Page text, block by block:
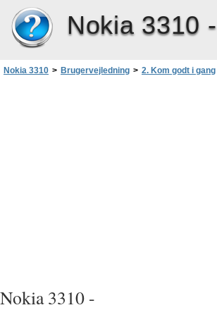
Nokia 3310 -
Nokia 3310 > Brugervejledning > 2. Kom godt i gang
Nokia 3310 -